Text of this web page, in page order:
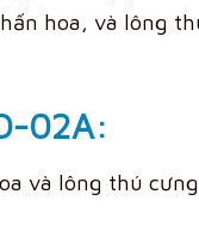
hoa, và lông
02A:
và lông thú